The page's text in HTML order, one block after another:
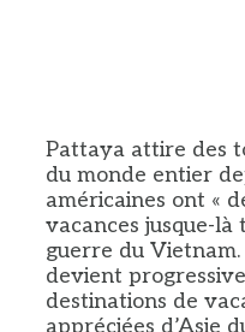
Pattaya attire des
du monde entier
américaines ont «
vacances jusque-
guerre du
devient
destinations de
appréciées d’Asie